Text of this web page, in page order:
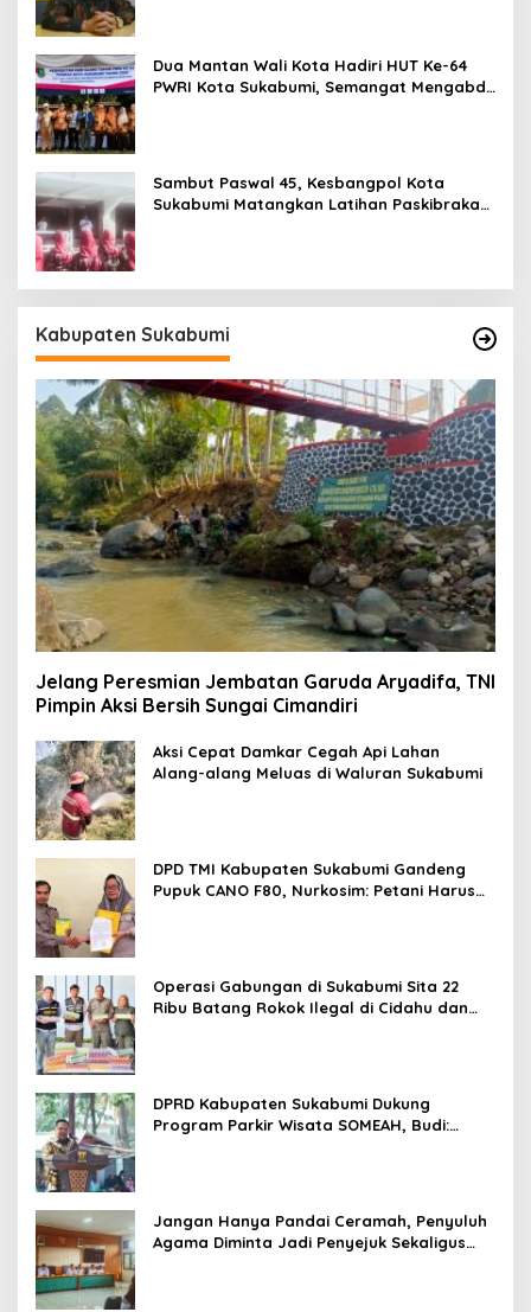
Dua Mantan Wali Kota Hadiri HUT Ke-64
PWRI Kota Sukabumi, Semangat Mengabdi
Sambut Paswal 45, Kesbangpol Kota
Sukabumi Matangkan Latihan Paskibraka
Kabupaten Sukabumi
Jelang Peresmian Jembatan Garuda Aryadifa, TNI
Pimpin Aksi Bersih Sungai Cimandiri
Aksi Cepat Damkar Cegah Api Lahan
Alang-alang Meluas di Waluran Sukabumi
DPD TMI Kabupaten Sukabumi Gandeng
Pupuk CANO F80, Nurkosim: Petani Harus
Operasi Gabungan di Sukabumi Sita 22
Ribu Batang Rokok Ilegal di Cidahu dan
DPRD Kabupaten Sukabumi Dukung
Program Parkir Wisata SOMEAH, Budi:
Jangan Hanya Pandai Ceramah, Penyuluh
Agama Diminta Jadi Penyejuk Sekaligus